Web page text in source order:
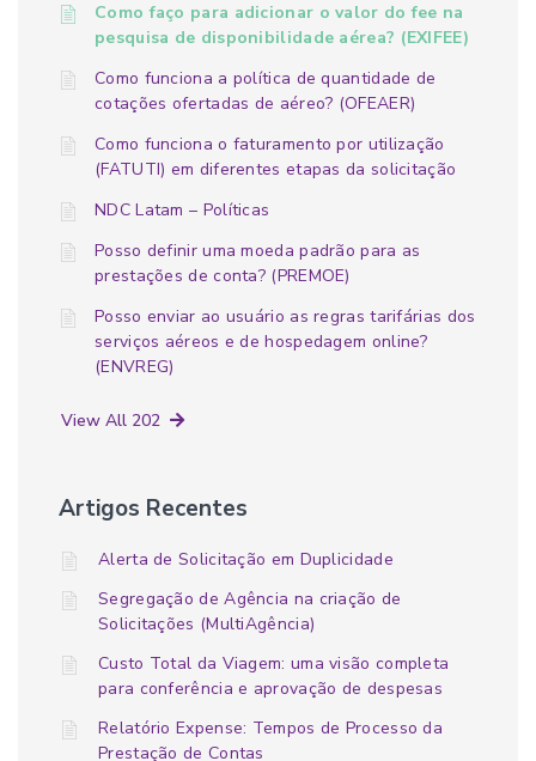
Como faço para adicionar o valor do fee na
pesquisa de disponibilidade aérea? (EXIFEE)
Como funciona a política de quantidade de
cotações ofertadas de aéreo? (OFEAER)
Como funciona o faturamento por utilização
(FATUTI) em diferentes etapas da solicitação
NDC Latam – Políticas
Posso definir uma moeda padrão para as
prestações de conta? (PREMOE)
Posso enviar ao usuário as regras tarifárias dos
serviços aéreos e de hospedagem online?
(ENVREG)
View All 202
Artigos Recentes
Alerta de Solicitação em Duplicidade
Segregação de Agência na criação de
Solicitações (MultiAgência)
Custo Total da Viagem: uma visão completa
para conferência e aprovação de despesas
Relatório Expense: Tempos de Processo da
Prestação de Contas